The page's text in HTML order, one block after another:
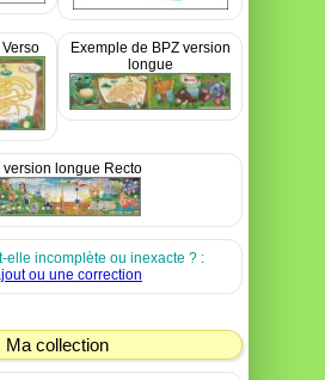
Exemple de BPZ version
longue
version longue Recto
elle incomplète ou inexacte ? :
ou une correction
Ma collection